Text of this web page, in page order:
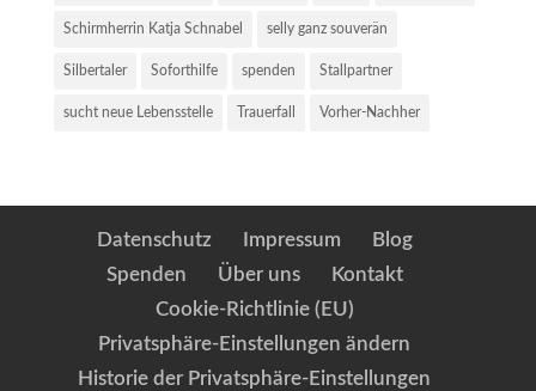
Schirmherrin Katja Schnabel selly ganz souverän
Silbertaler Soforthilfe spenden Stallpartner
sucht neue Lebensstelle Trauerfall Vorher-Nachher
Datenschutz Impressum
Blog
Spenden
Über uns
Kontakt
Cookie-Richtlinie (EU)
Privatsphäre-Einstellungen ändern
Historie der Privatsphäre-Einstellungen